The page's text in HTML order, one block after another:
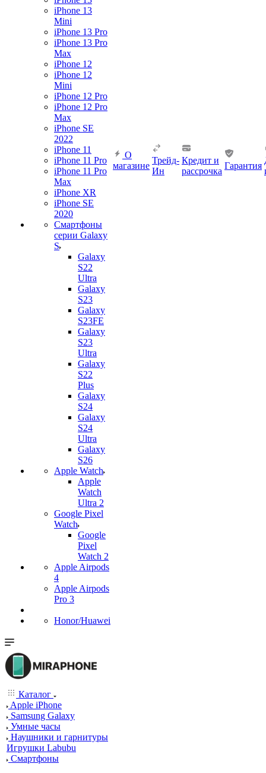
iPhone 13
Mini
iPhone 13 Pro
iPhone 13 Pro
Max
iPhone 12
iPhone 12
Mini
iPhone 12 Pro
iPhone 12 Pro
Max
iPhone SE
2022
iPhone 11
iPhone 11 Pro
iPhone 11 Pro
Max
iPhone XR
iPhone SE
2020
Смартфоны
серии Galaxy
S
Galaxy
S22
Ultra
Galaxy
S23
Galaxy
S23FE
Galaxy
S23
Ultra
Galaxy
S22
Plus
Galaxy
S24
Galaxy
S24
Ultra
Galaxy
S26
Apple Watch
Apple
Watch
Ultra 2
Google Pixel
Watch
Google
Pixel
Watch 2
Apple Airpods
4
Apple Airpods
Pro 3
Honor/Huawei
О
магазине
Трейд-
Ин
Кредит и
рассрочка
Гарантия
Каталог
Apple iPhone
Samsung Galaxy
Умные часы
Наушники и гарнитуры
Игрушки Labubu
Смартфоны